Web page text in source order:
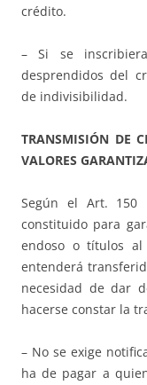
crédito.
– Si se
desprendidos del
de indivisibilidad.
TRANSMISIÓN DE
VALORES
Según el Art. 150
constituido para
endoso o títulos al
entenderá
necesidad de dar
hacerse constar la
– No se exige
ha de pagar a